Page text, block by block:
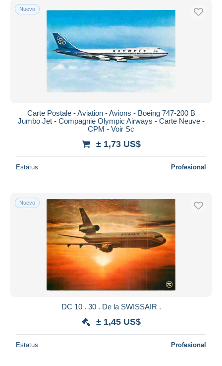
Aplicar
Nuevo
Carte Postale - Aviation - Avions - Boeing 747-200 B
Jumbo Jet - Compagnie Olympic Airways - Carte Neuve -
CPM - Voir Sc
± 1,73 US$
Estatus Profesional
Nuevo
DC 10 . 30 . De la SWISSAIR .
± 1,45 US$
Estatus Profesional